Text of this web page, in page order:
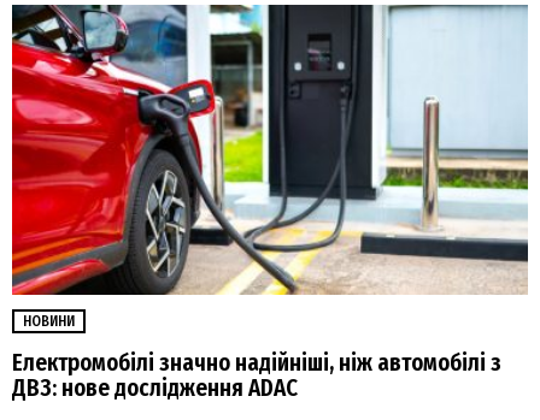
НОВИНИ
Електромобілі значно надійніші, ніж автомобілі з
ДВЗ: нове дослідження ADAC